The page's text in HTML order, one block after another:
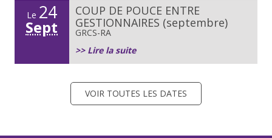
Le 24
Sept
COUP DE POUCE ENTRE
GESTIONNAIRES (septembre)
GRCS-RA
>> Lire la suite
VOIR TOUTES LES DATES